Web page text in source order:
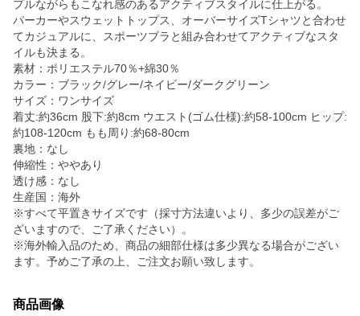
プルながらもこなれ感のあるアクティブスタイルに仕上がる。
パーカーやスウェットトップス、オーバーサイズTシャツと合わせ
てカジュアルに、スポーツブラと組み合わせてアクティブなスタ
イルも決まる。
素材：ポリエステル70％+綿30％
カラー：ブラック/グレー/ネイビー/ダークグリーン
サイズ：ワンサイズ
着丈:約36cm 股下:約8cm ウエスト(ゴム仕様):約58-100cm ヒップ:
約108-120cm もも周り:約68-80cm
裏地：なし
伸縮性：ややあり
透け感：なし
生産国：海外
※すべて平置きサイズです（採寸方法違いより、多少の誤差がご
ざいますので、ご了承ください）。
※海外輸入品のため、商品の細部仕様は多少異なる場合がござい
ます。予めご了承の上、ご注文お願い致します。
商品画像